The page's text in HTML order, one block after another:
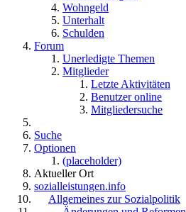
Wohngeld
Unterhalt
Schulden
Forum
Unerledigte Themen
Mitglieder
Letzte Aktivitäten
Benutzer online
Mitgliedersuche
Suche
Optionen
(placeholder)
Aktueller Ort
sozialleistungen.info
Allgemeines zur Sozialpolitik